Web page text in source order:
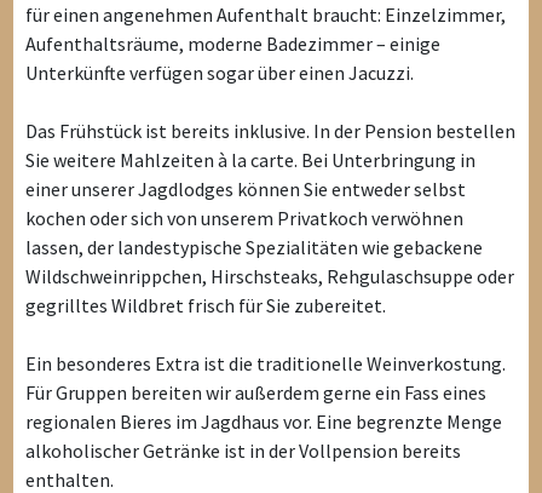
für einen angenehmen Aufenthalt braucht: Einzelzimmer,
Aufenthaltsräume, moderne Badezimmer – einige
Unterkünfte verfügen sogar über einen Jacuzzi.
Das Frühstück ist bereits inklusive. In der Pension bestellen
Sie weitere Mahlzeiten à la carte. Bei Unterbringung in
einer unserer Jagdlodges können Sie entweder selbst
kochen oder sich von unserem Privatkoch verwöhnen
lassen, der landestypische Spezialitäten wie gebackene
Wildschweinrippchen, Hirschsteaks, Rehgulaschsuppe oder
gegrilltes Wildbret frisch für Sie zubereitet.
Ein besonderes Extra ist die traditionelle Weinverkostung.
Für Gruppen bereiten wir außerdem gerne ein Fass eines
regionalen Bieres im Jagdhaus vor. Eine begrenzte Menge
alkoholischer Getränke ist in der Vollpension bereits
enthalten.